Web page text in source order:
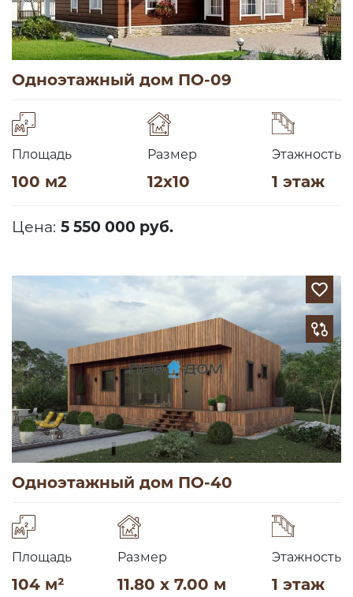
Одноэтажный дом ПО-09
Площадь
100 м2
Размер
12х10
Этажность
1 этаж
Цена: 5 550 000 руб.
Одноэтажный дом ПО-40
Площадь
104 м²
Размер
11.80 x 7.00 м
Этажность
1 этаж